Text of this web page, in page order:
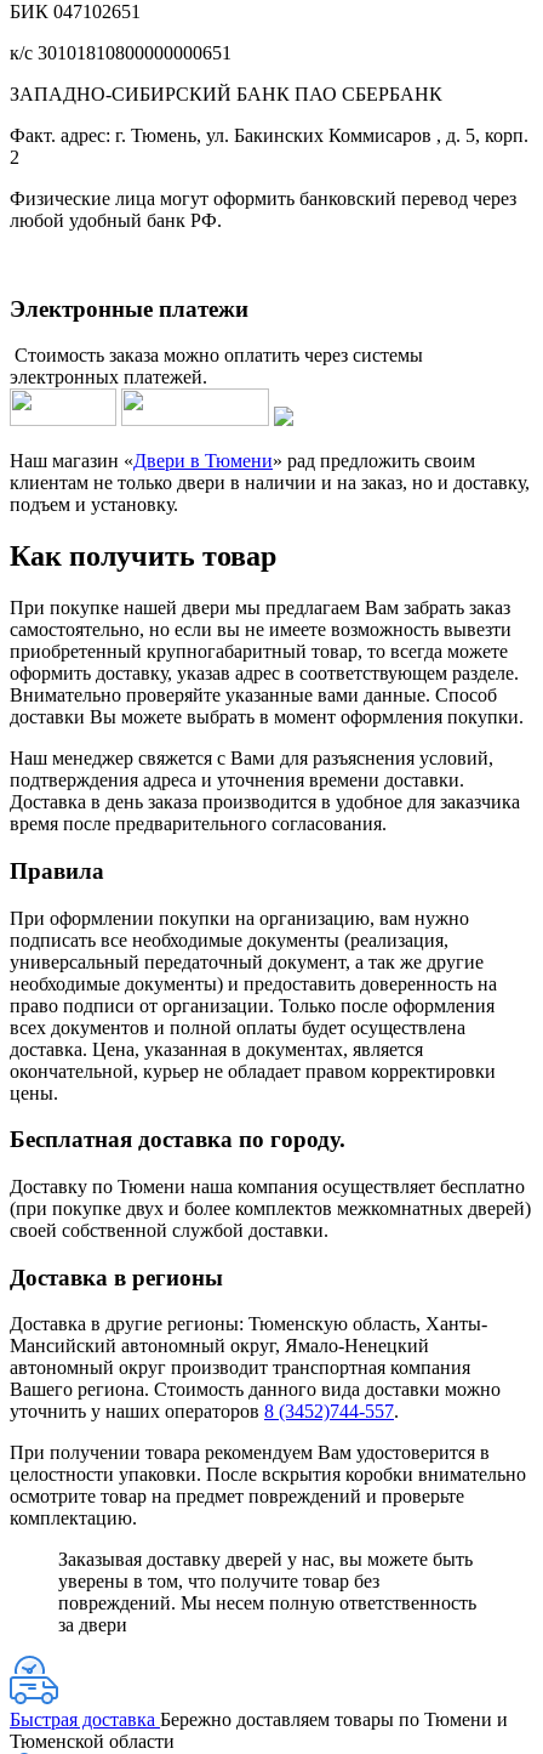
БИК 047102651
к/с 30101810800000000651
ЗАПАДНО-СИБИРСКИЙ БАНК ПАО СБЕРБАНК
Факт. адрес: г. Тюмень, ул. Бакинских Коммисаров , д. 5, корп.
2
Физические лица могут оформить банковский перевод через
любой удобный банк РФ.
Электронные платежи
Стоимость заказа можно оплатить через системы
электронных платежей.
Наш магазин «Двери в Тюмени» рад предложить своим
клиентам не только двери в наличии и на заказ, но и доставку,
подъем и установку.
Как получить товар
При покупке нашей двери мы предлагаем Вам забрать заказ
самостоятельно, но если вы не имеете возможность вывезти
приобретенный крупногабаритный товар, то всегда можете
оформить доставку, указав адрес в соответствующем разделе.
Внимательно проверяйте указанные вами данные. Способ
доставки Вы можете выбрать в момент оформления покупки.
Наш менеджер свяжется с Вами для разъяснения условий,
подтверждения адреса и уточнения времени доставки.
Доставка в день заказа производится в удобное для заказчика
время после предварительного согласования.
Правила
При оформлении покупки на организацию, вам нужно
подписать все необходимые документы (реализация,
универсальный передаточный документ, а так же другие
необходимые документы) и предоставить доверенность на
право подписи от организации. Только после оформления
всех документов и полной оплаты будет осуществлена
доставка. Цена, указанная в документах, является
окончательной, курьер не обладает правом корректировки
цены.
Бесплатная доставка по городу.
Доставку по Тюмени наша компания осуществляет бесплатно
(при покупке двух и более комплектов межкомнатных дверей)
своей собственной службой доставки.
Доставка в регионы
Доставка в другие регионы: Тюменскую область, Ханты-
Мансийский автономный округ, Ямало-Ненецкий
автономный округ производит транспортная компания
Вашего региона. Стоимость данного вида доставки можно
уточнить у наших операторов 8 (3452)744-557.
При получении товара рекомендуем Вам удостоверится в
целостности упаковки. После вскрытия коробки внимательно
осмотрите товар на предмет повреждений и проверьте
комплектацию.
Заказывая доставку дверей у нас, вы можете быть
уверены в том, что получите товар без
повреждений. Мы несем полную ответственность
за двери
Быстрая доставка Бережно доставляем товары по Тюмени и
Тюменской области